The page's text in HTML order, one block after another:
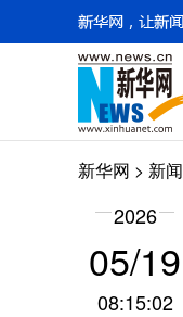
新华网 > 新闻
2026
05/19
08:15:02